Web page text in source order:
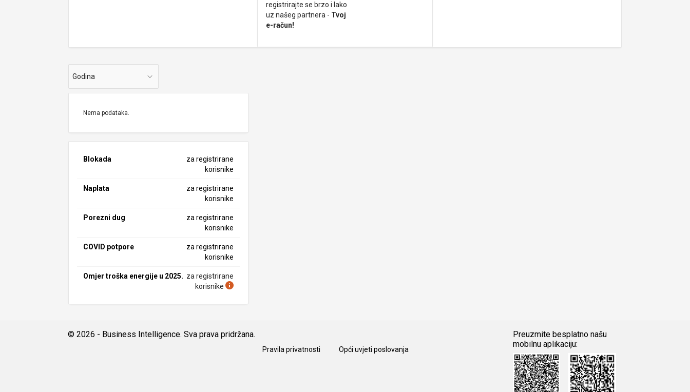
registrirajte se brzo i lako
uz našeg partnera - Tvoj
e-račun!
Godina
Nema podataka.
Blokada
za registrirane
korisnike
Naplata
za registrirane
korisnike
Porezni dug
za registrirane
korisnike
COVID potpore
za registrirane
korisnike
Omjer troška energije u 2025. za registrirane
korisnike
© 2026 - Business Intelligence. Sva prava pridržana.
Pravila privatnosti Opći uvjeti poslovanja
Preuzmite besplatno našu
mobilnu aplikaciju:
Android iOS